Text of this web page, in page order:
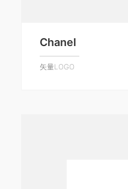
Chanel
矢量LOGO